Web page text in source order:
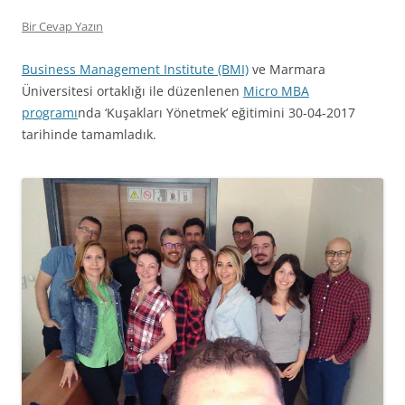
Bir Cevap Yazın
Business Management Institute (BMI) ve Marmara
Üniversitesi ortaklığı ile düzenlenen Micro MBA
programında ‘Kuşakları Yönetmek’ eğitimini 30-04-2017
tarihinde tamamladık.